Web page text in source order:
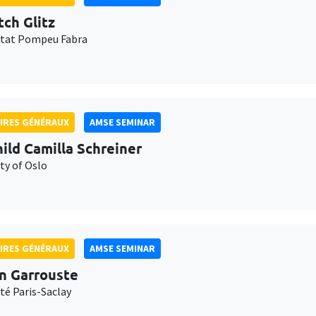
Glitz
Pompeu Fabra
GÉNÉRAUX AMSE SEMINAR
Camilla Schreiner
of Oslo
GÉNÉRAUX AMSE SEMINAR
Garrouste
Paris-Saclay